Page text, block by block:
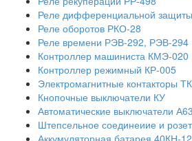
Реле дифференциальной
Реле оборотов РКО-28
Реле времени РЭВ-292, РЭВ-294
Контроллер машиниста КМЭ-020
Контроллер режимный КР-005
Электромагнитные контакторы
Кнопочные выключатели КУ
Автоматические выключатели А63
Штепсельное соединеиие и
Аккумуляторная батарея 40КН-